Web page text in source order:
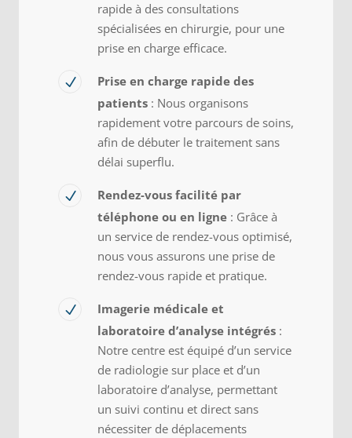
rapide à des consultations
spécialisées en chirurgie, pour une
prise en charge efficace.
Prise en charge rapide des
patients : Nous organisons
rapidement votre parcours de soins,
afin de débuter le traitement sans
délai superflu.
Rendez-vous facilité par
téléphone ou en ligne : Grâce à
un service de rendez-vous optimisé,
nous vous assurons une prise de
rendez-vous rapide et pratique.
Imagerie médicale et
laboratoire d’analyse intégrés :
Notre centre est équipé d’un service
de radiologie sur place et d’un
laboratoire d’analyse, permettant
un suivi continu et direct sans
nécessiter de déplacements